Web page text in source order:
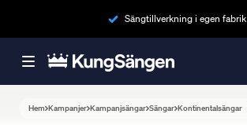
Sängtillverkning i egen fabrik
Hem Kampanjer Kampanjsängar Sängar Kontinentalsängar